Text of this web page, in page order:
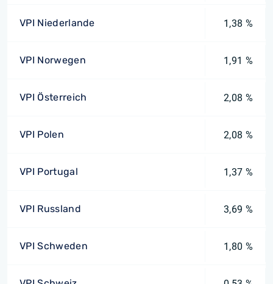
VPI Niederlande 1,38 %
VPI Norwegen 1,91 %
VPI Österreich 2,08 %
VPI Polen 2,08 %
VPI Portugal 1,37 %
VPI Russland 3,69 %
VPI Schweden 1,80 %